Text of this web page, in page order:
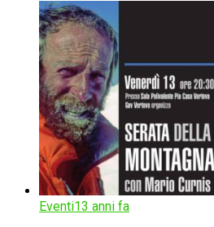
Eventi13 anni fa